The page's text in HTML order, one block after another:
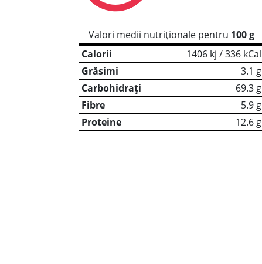
Valori medii nutriționale pentru 100 g
Calorii
1406 kj / 336 kCal
Grăsimi
3.1 g
Carbohidrați
69.3 g
Fibre
5.9 g
Proteine
12.6 g